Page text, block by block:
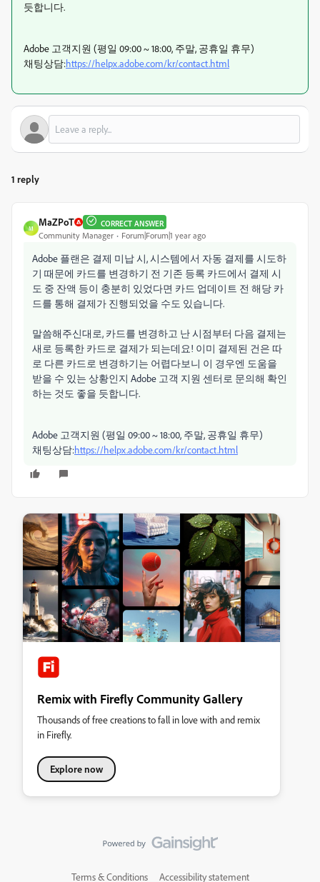
듯합니다.
Adobe 고객지원 (평일 09:00 ~ 18:00, 주말, 공휴일 휴무)
채팅상담:https://helpx.adobe.com/kr/contact.html
1 reply
M
MaZPoT CORRECT ANSWER
Community Manager Forum|Forum|1 year ago
Adobe 플랜은 결제 미납 시, 시스템에서 자동 결제를 시도하
기 때문에 카드를 변경하기 전 기존 등록 카드에서 결제 시
도 중 잔액 등이 충분히 있었다면 카드 업데이트 전 해당 카
드를 통해 결제가 진행되었을 수도 있습니다.
말씀해주신대로, 카드를 변경하고 난 시점부터 다음 결제는
새로 등록한 카드로 결제가 되는데요! 이미 결제된 건은 따
로 다른 카드로 변경하기는 어렵다보니 이 경우엔 도움을
받을 수 있는 상황인지 Adobe 고객 지원 센터로 문의해 확인
하는 것도 좋을 듯합니다.
Adobe 고객지원 (평일 09:00 ~ 18:00, 주말, 공휴일 휴무)
채팅상담:https://helpx.adobe.com/kr/contact.html
Remix with Firefly Community Gallery
Thousands of free creations to fall in love with and remix
in Firefly.
Explore now
Terms & Conditions Accessibility statement